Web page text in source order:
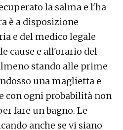
la salma e l'ha
è a disposizione
e del medico legale
cause e all'orario del
stando alle prime
una maglietta e
con ogni probabilità non
fare un bagno. Le
anche se vi siano